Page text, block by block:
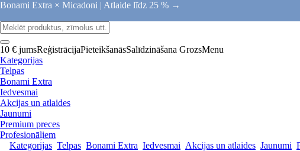
Bonami Extra × Micadoni | Atlaide līdz 25 % →
10 € jumsReģistrācijaPieteikšanāsSalīdzināšana GrozsMenu
Kategorijas
Telpas
Bonami Extra
Iedvesmai
Akcijas un atlaides
Jaunumi
Premium preces
Profesionāļiem
Kategorijas Telpas Bonami Extra Iedvesmai Akcijas un atlaides Jaunumi